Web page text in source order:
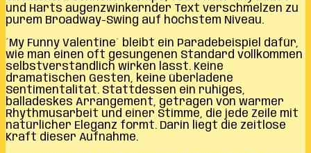
und Harts augenzwinkernder Text verschmelzen zu
purem Broadway-Swing auf höchstem Niveau.
´My Funny Valentine´ bleibt ein Paradebeispiel dafür,
wie man einen oft gesungenen Standard vollkommen
selbstverständlich wirken lässt. Keine
dramatischen Gesten, keine überladene
Sentimentalität. Stattdessen ein ruhiges,
balladeskes Arrangement, getragen von warmer
Rhythmusarbeit und einer Stimme, die jede Zeile mit
natürlicher Eleganz formt. Darin liegt die zeitlose
Kraft dieser Aufnahme.